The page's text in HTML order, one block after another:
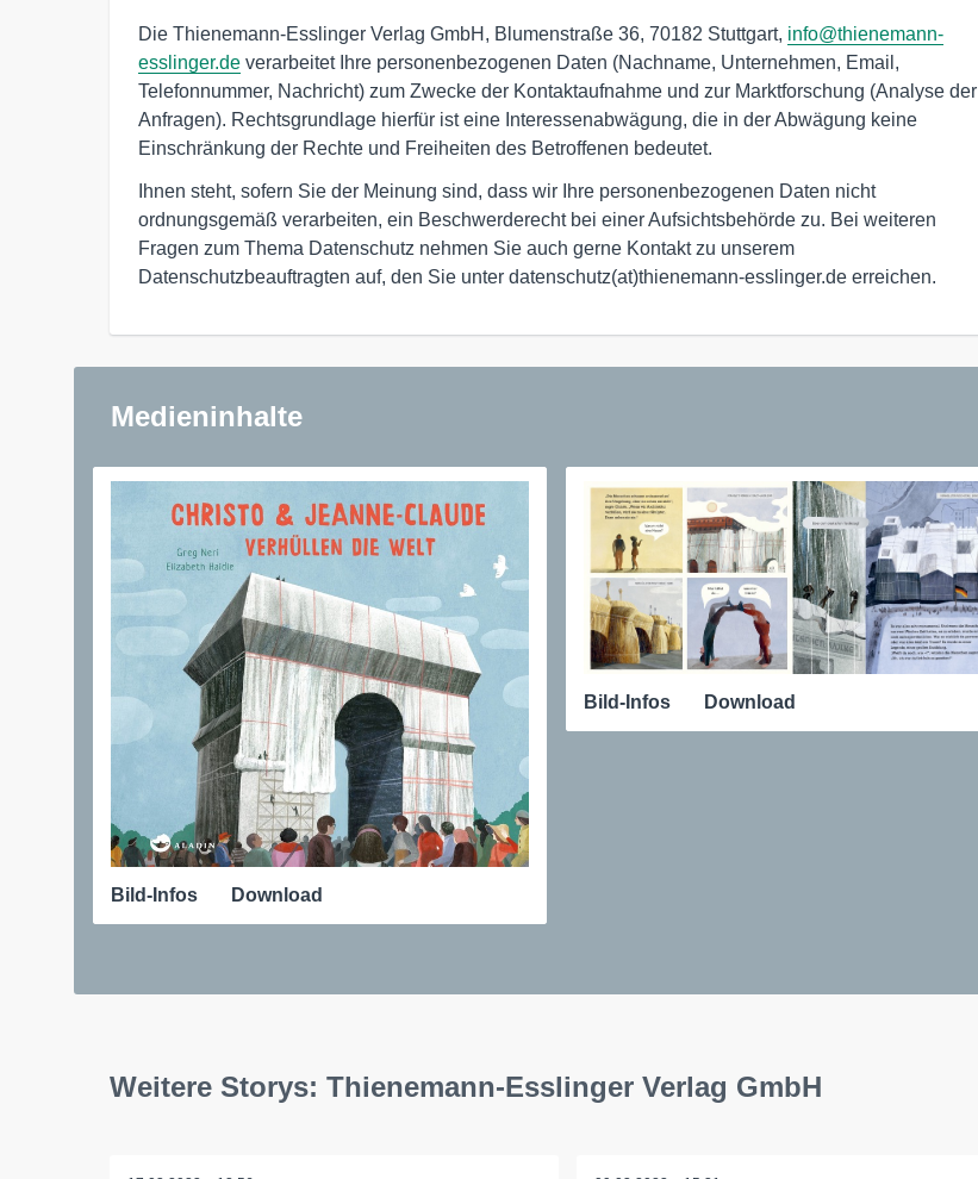
Die Thienemann-Esslinger Verlag GmbH, Blumenstraße 36, 70182 Stuttgart, info@thienemann-
esslinger.de verarbeitet Ihre personenbezogenen Daten (Nachname, Unternehmen, Email,
Telefonnummer, Nachricht) zum Zwecke der Kontaktaufnahme und zur Marktforschung (Analyse der
Anfragen). Rechtsgrundlage hierfür ist eine Interessenabwägung, die in der Abwägung keine
Einschränkung der Rechte und Freiheiten des Betroffenen bedeutet.
Ihnen steht, sofern Sie der Meinung sind, dass wir Ihre personenbezogenen Daten nicht
ordnungsgemäß verarbeiten, ein Beschwerderecht bei einer Aufsichtsbehörde zu. Bei weiteren
Fragen zum Thema Datenschutz nehmen Sie auch gerne Kontakt zu unserem
Datenschutzbeauftragten auf, den Sie unter datenschutz(at)thienemann-esslinger.de erreichen.
Medieninhalte
Bild-Infos Download
Bild-Infos Download
Weitere Storys: Thienemann-Esslinger Verlag GmbH